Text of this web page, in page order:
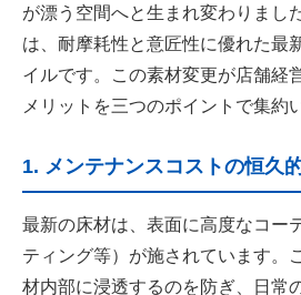
が漂う空間へと生まれ変わりまし
は、耐摩耗性と意匠性に優れた最
イルです。この素材変更が店舗経
メリットを三つのポイントで集約
1. メンテナンスコストの恒久
最新の床材は、表面に高度なコー
ティング等）が施されています。
材内部に浸透するのを防ぎ、日常